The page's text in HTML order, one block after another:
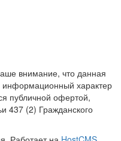
внимание, что данная
характер
публичной офертой,
437 (2) Гражданского